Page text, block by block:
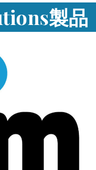
製品